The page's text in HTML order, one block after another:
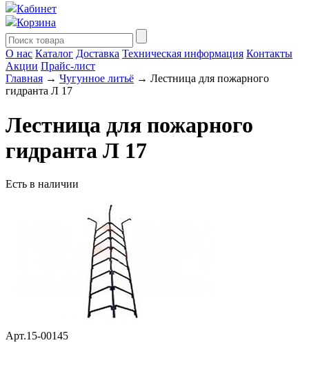
Кабинет
Корзина
О нас Каталог Доставка Техническая информация Контакты
Акции Прайс-лист
Главная → Чугунное литьё → Лестница для пожарного
гидранта Л 17
Лестница для пожарного
гидранта Л 17
Есть в наличии
Арт.15-00145